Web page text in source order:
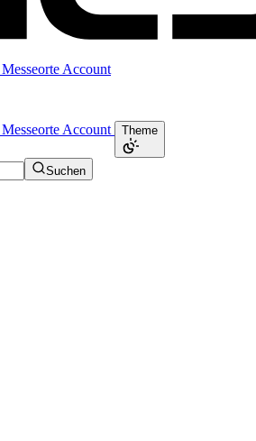
Messeorte Account
Messeorte Account Theme
Suchen